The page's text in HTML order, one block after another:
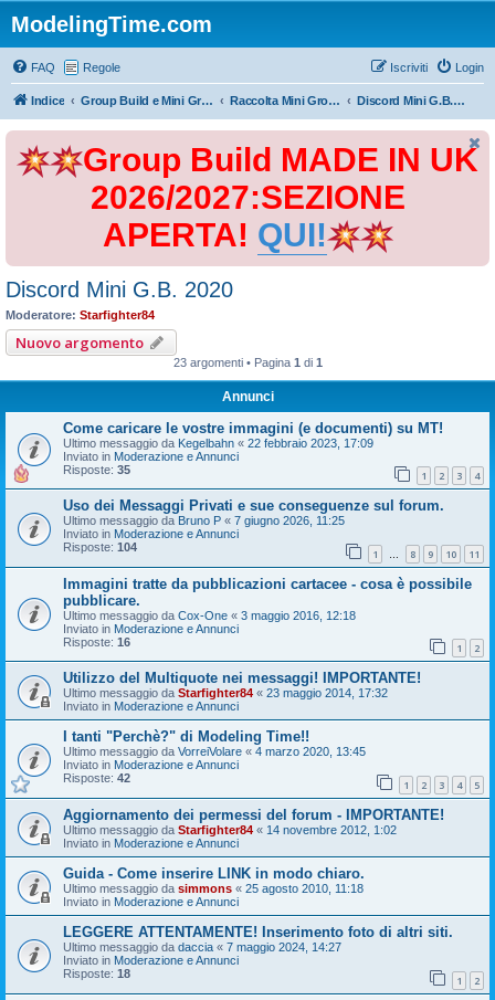
ModelingTime.com
FAQ Regole Login
Iscriviti
Indice Group Build e Mini Group Build Raccolta Mini Group Build Discord Mini G.B. 2020
Group Build MADE IN UK
2026/2027:SEZIONE
APERTA! QUI!
Discord Mini G.B. 2020
Moderatore: Starfighter84
Nuovo argomento
23 argomenti • Pagina 1 di 1
Annunci
Come caricare le vostre immagini (e documenti) su MT!
Ultimo messaggio da Kegelbahn « 22 febbraio 2023, 17:09
Inviato in Moderazione e Annunci
Risposte: 35 1 2 3 4
Uso dei Messaggi Privati e sue conseguenze sul forum.
Ultimo messaggio da Bruno P « 7 giugno 2026, 11:25
Inviato in Moderazione e Annunci
Risposte: 104 1 … 8 9 10 11
Immagini tratte da pubblicazioni cartacee - cosa è possibile
pubblicare.
Ultimo messaggio da Cox-One « 3 maggio 2016, 12:18
Inviato in Moderazione e Annunci
Risposte: 16 1 2
Utilizzo del Multiquote nei messaggi! IMPORTANTE!
Ultimo messaggio da Starfighter84 « 23 maggio 2014, 17:32
Inviato in Moderazione e Annunci
I tanti "Perchè?" di Modeling Time!!
Ultimo messaggio da VorreiVolare « 4 marzo 2020, 13:45
Inviato in Moderazione e Annunci
Risposte: 42 1 2 3 4 5
Aggiornamento dei permessi del forum - IMPORTANTE!
Ultimo messaggio da Starfighter84 « 14 novembre 2012, 1:02
Inviato in Moderazione e Annunci
Guida - Come inserire LINK in modo chiaro.
Ultimo messaggio da simmons « 25 agosto 2010, 11:18
Inviato in Moderazione e Annunci
LEGGERE ATTENTAMENTE! Inserimento foto di altri siti.
Ultimo messaggio da daccia « 7 maggio 2024, 14:27
Inviato in Moderazione e Annunci
Risposte: 18 1 2